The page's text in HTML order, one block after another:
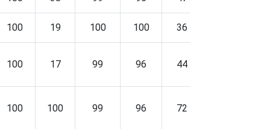
100 19 100 100 36
100 17 99 96 44
100 100 99 96 72